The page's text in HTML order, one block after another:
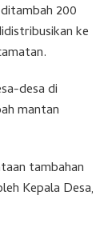
200
ke
desa di
mantan
tambahan
Kepala Desa,